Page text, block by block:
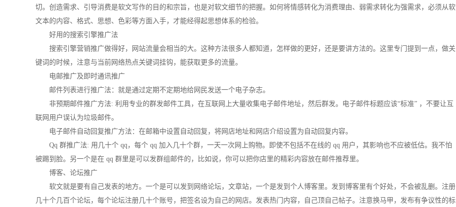
切。创造需求、引导消费是软文写作的目的和宗旨，也是对软文细节的把握。如何将情感转化为消费理由、弱需求转化为强需求，必须从软
文本的内容、格式、思想、色彩等方面入手，才能经得起思想体系的检验。
好用的搜索引擎推广法
搜索引擎营销推广做得好，
网站流量会相当的大。这种方法很多人都知道，怎样做的更好，还是要讲方法的。这里专门提到一点，做关
键词的时候，注意与当前网络热点关键词挂钩，能获取更多的流量。
电邮推广及即时通讯推广
邮件列表进行推广法：就是通过定期不定期地给网民发送一个电子杂志。
非预期邮件推广方法: 利用专业的群发邮件工具，在互联网上大量收集电子邮件地址，然后群发。电子邮件标题应该“标准” ，不要让互
联网用户误认为垃圾邮件。
电子邮件自动回复推广方法：在邮箱中设置自动回复，将网店地址和网店介绍设置为自动回复内容。
Qq 群推广法: 用几十个 qq，每个 qq 加入几十个群，一天一次网上购物。即使不包括不在线的 qq 用户，其影响也不应被低估。我不怕
被踢到脸。另一个是在 qq 群里是可以发群组邮件的，比如说，你可以把你店里的精彩内容放在邮件推荐里。
博客、论坛推广
软文就是要有自己发表的地方。一个是可以发到网络论坛，文章站，一个是发到个人博客里。发到博客里有个好处，不会被乱删。注册
几十个几百个论坛，每个论坛注册几十个账号，把签名设为自己的网店。发表热门内容，自己顶自己帖子。注意换马甲，发布有争议性的标